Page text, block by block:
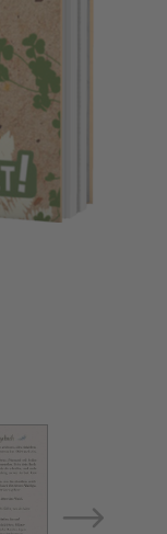
Bild